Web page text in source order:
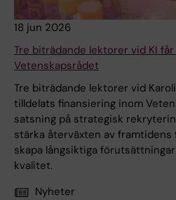
18 jun 2026
Tre biträdande lektorer vid KI
Vetenskapsrådet
Tre biträdande lektorer vid
tilldelats finansiering inom
satsning på strategisk
stärka återväxten av
skapa långsiktiga
kvalitet.
Nyheter